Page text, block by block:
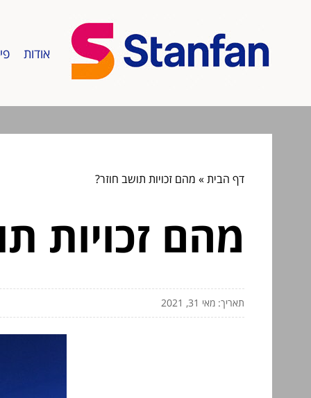
אודות
דף הבית» מהם זכויות תושב חוזר?
מהם זכויות
תאריך: מאי 31, 2021